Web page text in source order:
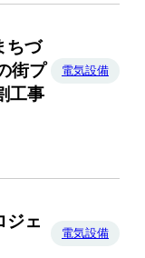
ちづ
プ
工事
電気設備
ジェ
電気設備